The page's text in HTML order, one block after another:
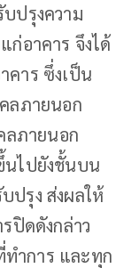
ปรุงความ
ก่อาคาร จึงได้
คาร ซึ่งเป็น
ลภายนอก
ลภายนอก
นไปยังชั้นบน
ปรุง ส่งผลให้
ปิดดังกล่าว
ทำการ และทุก